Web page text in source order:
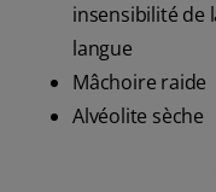
insensibilité de
langue
Mâchoire raide
Alvéolite sèche